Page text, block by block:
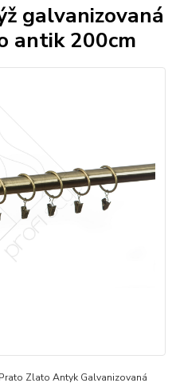
galvanizovaná
antik 200cm
Zlato Antyk Galvanizovaná